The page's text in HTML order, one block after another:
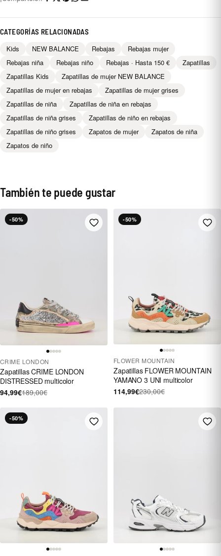
CATEGORÍAS RELACIONADAS
Kids NEW BALANCE Rebajas
Rebajas mujer
Rebajas niña
Rebajas niño Rebajas · Hasta 150 €
Zapatillas
Zapatillas Kids
Zapatillas de mujer NEW BALANCE
Zapatillas de mujer en rebajas
Zapatillas de mujer grises
Zapatillas de niña
Zapatillas de niña en rebajas
Zapatillas de niña grises
Zapatillas de niño en rebajas
Zapatillas de niño grises
Zapatos de mujer
Zapatos de niña
Zapatos de niño
También te puede gustar
-50%
CRIME LONDON
Zapatillas CRIME LONDON
DISTRESSED multicolor
94,99€189,00€
-50%
FLOWER MOUNTAIN
Zapatillas FLOWER MOUNTAIN
YAMANO 3 UNI multicolor
114,99€230,00€
-50%